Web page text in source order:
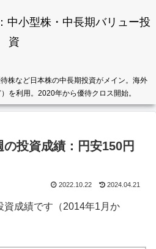
中小型株・中長期バリュー投
資
株など日本株の中長期投資がメイン。海外
を利用。2020年から優待クロス開始。
投資成績：円安150円
2022.10.22 2024.04.21
資成績です（2014年1月か